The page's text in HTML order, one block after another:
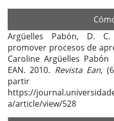
Argüelles Pabón, D.
promover procesos de
Caroline Argüelles Pabón
EAN. 2010. Revista Ean,
https://
a/article/view/528